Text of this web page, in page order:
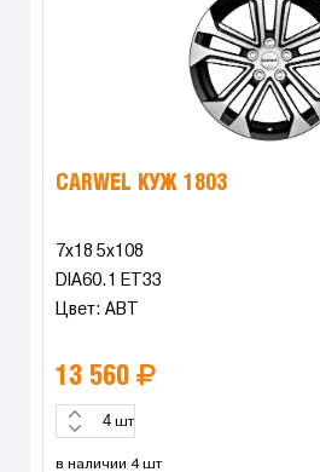
CARWEL КУЖ 1803
7x18 5x108
DIA60.1 ET33
Цвет: ABT
13 560
шт
в наличии 4 шт